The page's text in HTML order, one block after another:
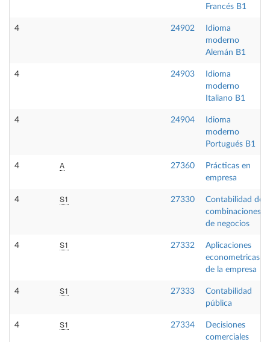
Francés B1
4 24902
Idioma
moderno
Alemán B1
4 24903
Idioma
moderno
Italiano B1
4 24904
Idioma
moderno
Portugués B1
4 A 27360
Prácticas en
empresa
4 S1 27330
Contabilidad de
combinaciones
de negocios
4 S1 27332
Aplicaciones
econometricas
de la empresa
4 S1 27333
Contabilidad
pública
4 S1 27334
Decisiones
comerciales